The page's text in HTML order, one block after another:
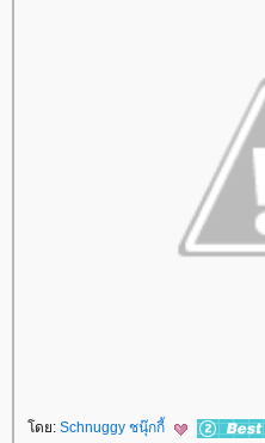
ดย: Schnuggy ชนุ๊กกี้